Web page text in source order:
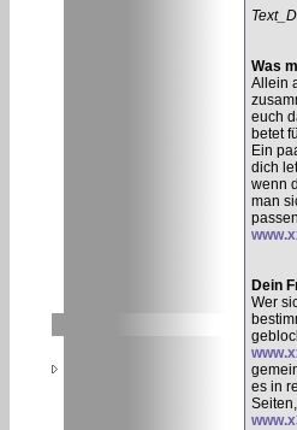
Was
Allein
euch
betet
Ein
dich
wenn
man
Dein
Wer
es in